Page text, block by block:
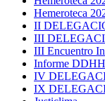
Hemeroteca
II
III
III Encuentro
Informe
IV
IX